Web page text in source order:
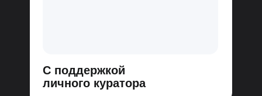
С поддержкой
личного куратора